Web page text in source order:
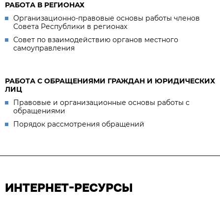
РАБОТА В РЕГИОНАХ
Организационно-правовые основы работы членов
Совета Республики в регионах
Совет по взаимодействию органов местного
самоуправления
РАБОТА С ОБРАЩЕНИЯМИ ГРАЖДАН И ЮРИДИЧЕСКИХ
ЛИЦ
Правовые и организационные основы работы с
обращениями
Порядок рассмотрения обращений
ИНТЕРНЕТ-РЕСУРСЫ